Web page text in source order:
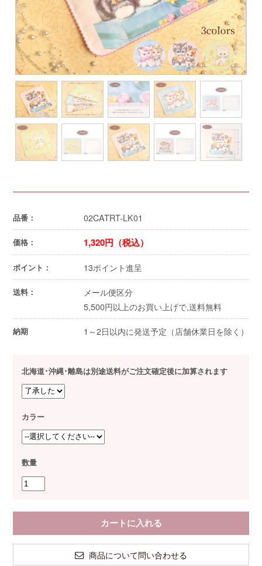
品番： 02CATRT-LK01
価格： 1,320円（税込）
ポイント： 13ポイント進呈
送料：
メール便区分
5,500円以上のお買い上げで,送料無料
納期 1～2日以内に発送予定（店舗休業日を除く）
北海道･沖縄･離島は別途送料がご注文確定後に加算されます
カラー
数量
商品について問い合わせる